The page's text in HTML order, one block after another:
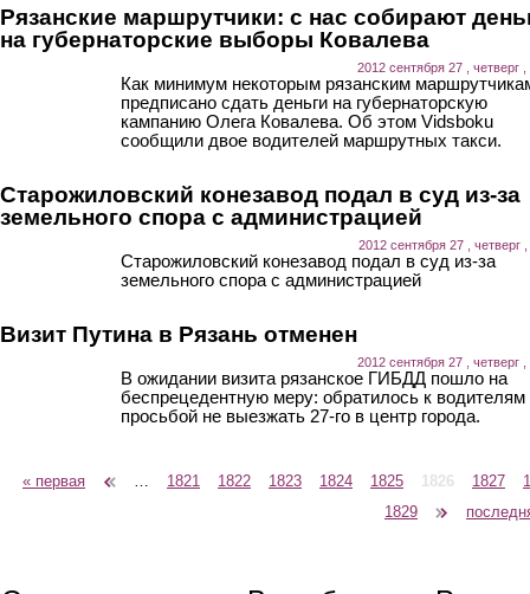
Рязанские маршрутчики: с нас собирают
на губернаторские выборы Ковалева
2012 сентября 27 , четверг ,
Как минимум некоторым рязанским
предписано сдать деньги на губернаторскую
кампанию Олега Ковалева. Об этом Vidsboku
сообщили двое водителей маршрутных такси.
Старожиловский конезавод подал в суд из-за
земельного спора с администрацией
2012 сентября 27 , четверг ,
Старожиловский конезавод подал в суд из-за
земельного спора с администрацией
Визит Путина в Рязань отменен
2012 сентября 27 , четверг ,
В ожидании визита рязанское ГИБДД пошло на
беспрецедентную меру: обратилось к водителям
просьбой не выезжать 27-го в центр города.
Страницы
« первая 1821 1822 1823 1824 1825 1826 1827
1829